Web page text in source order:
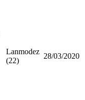
Lanmodez
(22)
28/03/2020